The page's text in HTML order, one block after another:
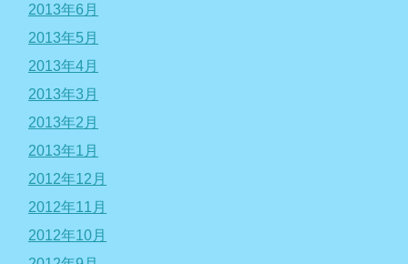
2013年6月
2013年5月
2013年4月
2013年3月
2013年2月
2013年1月
2012年12月
2012年11月
2012年10月